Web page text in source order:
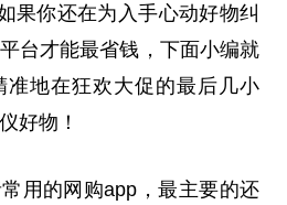
果你还在为入手心动好物纠
台才能最省钱，下面小编就
准地在狂欢大促的最后几小
好物！
用的网购app，最主要的还